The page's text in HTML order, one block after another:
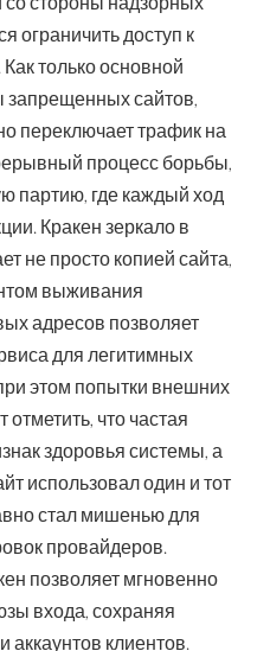
ограничить доступ к
только основной
запрещенных сайтов,
переключает трафик на
процесс борьбы,
где каждый ход
Кракен зеркало в
не просто копией сайта,
выживания
адресов позволяет
для легитимных
этом попытки внешних
отметить, что частая
здоровья системы, а
использовал один и тот
стал мишенью для
провайдеров.
позволяет мгновенно
входа, сохраняя
аккаунтов клиентов.